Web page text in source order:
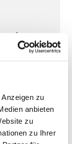
zu
anbieten
zu
zu Ihrer
4,